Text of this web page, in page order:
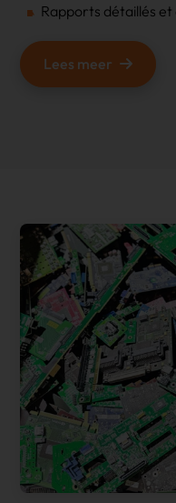
Rapports détaillés
Lees meer